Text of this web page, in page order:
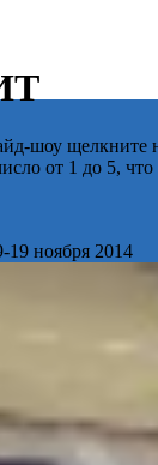
шоу щелкните
от 1 до 5,
ноября 2014